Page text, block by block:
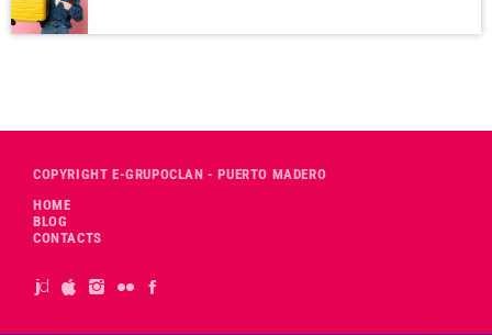
COPYRIGHT E-GRUPOCLAN - PUERTO MADERO
HOME
BLOG
CONTACTS